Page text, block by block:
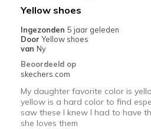
Travel
Width
View On Shoes
I'm Into Shoes
Yellow shoes
Ingezonden 5 jaar geleden
Door Yellow shoes
van Ny
Beoordeeld op
skechers.com
My daughter favorite color is
yellow is a hard color to find
saw these I knew I had to have
she loves them